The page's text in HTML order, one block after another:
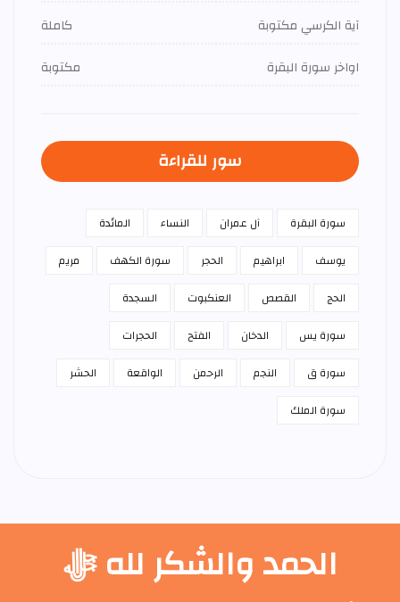
آية الكرسي مكتوبة
كاملة
اواخر سورة البقرة
مكتوبة
سور للقراءة
سورة البقرة آل عمران النساء
المائدة
يوسف
ابراهيم الحجر سورة الكهف
مريم
الحج
القصص العنكبوت
السجدة
سورة يس
الدخان الفتح
الحجرات
سورة ق
النجم الرحمن الواقعة
الحشر
سورة الملك
الحمد والشكر لله ﷻ